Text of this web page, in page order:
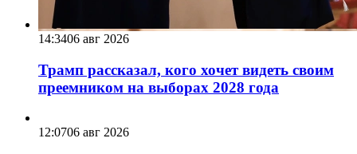
14:3406 авг 2026
Трамп рассказал, кого хочет видеть своим
преемником на выборах 2028 года
12:0706 авг 2026